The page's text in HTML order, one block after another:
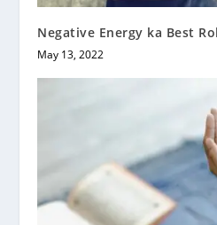
Negative Energy ka Best
May 13, 2022